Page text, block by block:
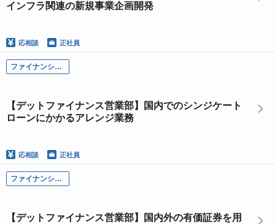
インフラ関連の新規事業企画開発
応相談 正社員
ファイナンシャル・ソリューション本部
【デットファイナンス営業部】国内でのシンジケート
ローンにかかるアレンジ業務
応相談 正社員
ファイナンシャル・ソリューション本部
【デットファイナンス営業部】国内外の有価証券を用